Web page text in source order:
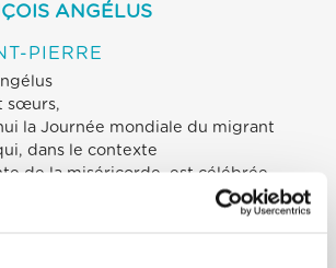
ANGÉLUS
PIERRE
sœurs,
la Journée mondiale du migrant
dans le contexte
de la miséricorde, est célébrée
donc heureux de saluer avec une